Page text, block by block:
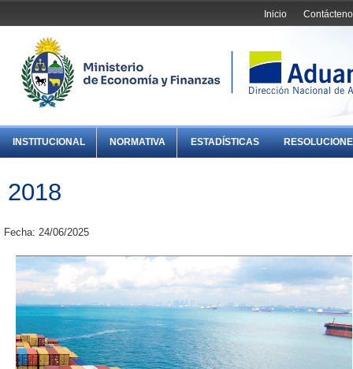
Inicio
INSTITUCIONAL NORMATIVA ESTADÍSTICAS
2018
Fecha: 24/06/2025